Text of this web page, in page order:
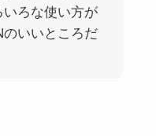
ろな使い方が
のいいところだ